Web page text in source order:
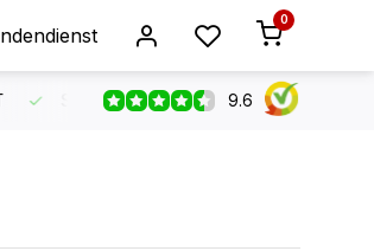
0
KOSTENLOSER VERSAND AB 150 €
9.6